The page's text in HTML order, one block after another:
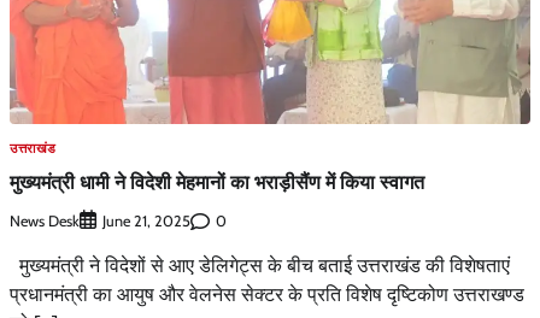
उत्तराखंड
मुख्यमंत्री धामी ने विदेशी मेहमानों का भराड़ीसैंण में किया स्वागत
News Desk June 21, 2025 0
मुख्यमंत्री ने विदेशों से आए डेलिगेट्स के बीच बताई उत्तराखंड की विशेषताएं
प्रधानमंत्री का आयुष और वेलनेस सेक्टर के प्रति विशेष दृष्टिकोण उत्तराखण्ड